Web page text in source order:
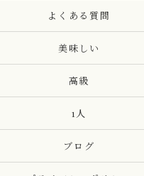
よくある質問
美味しい
高級
1人
ブログ